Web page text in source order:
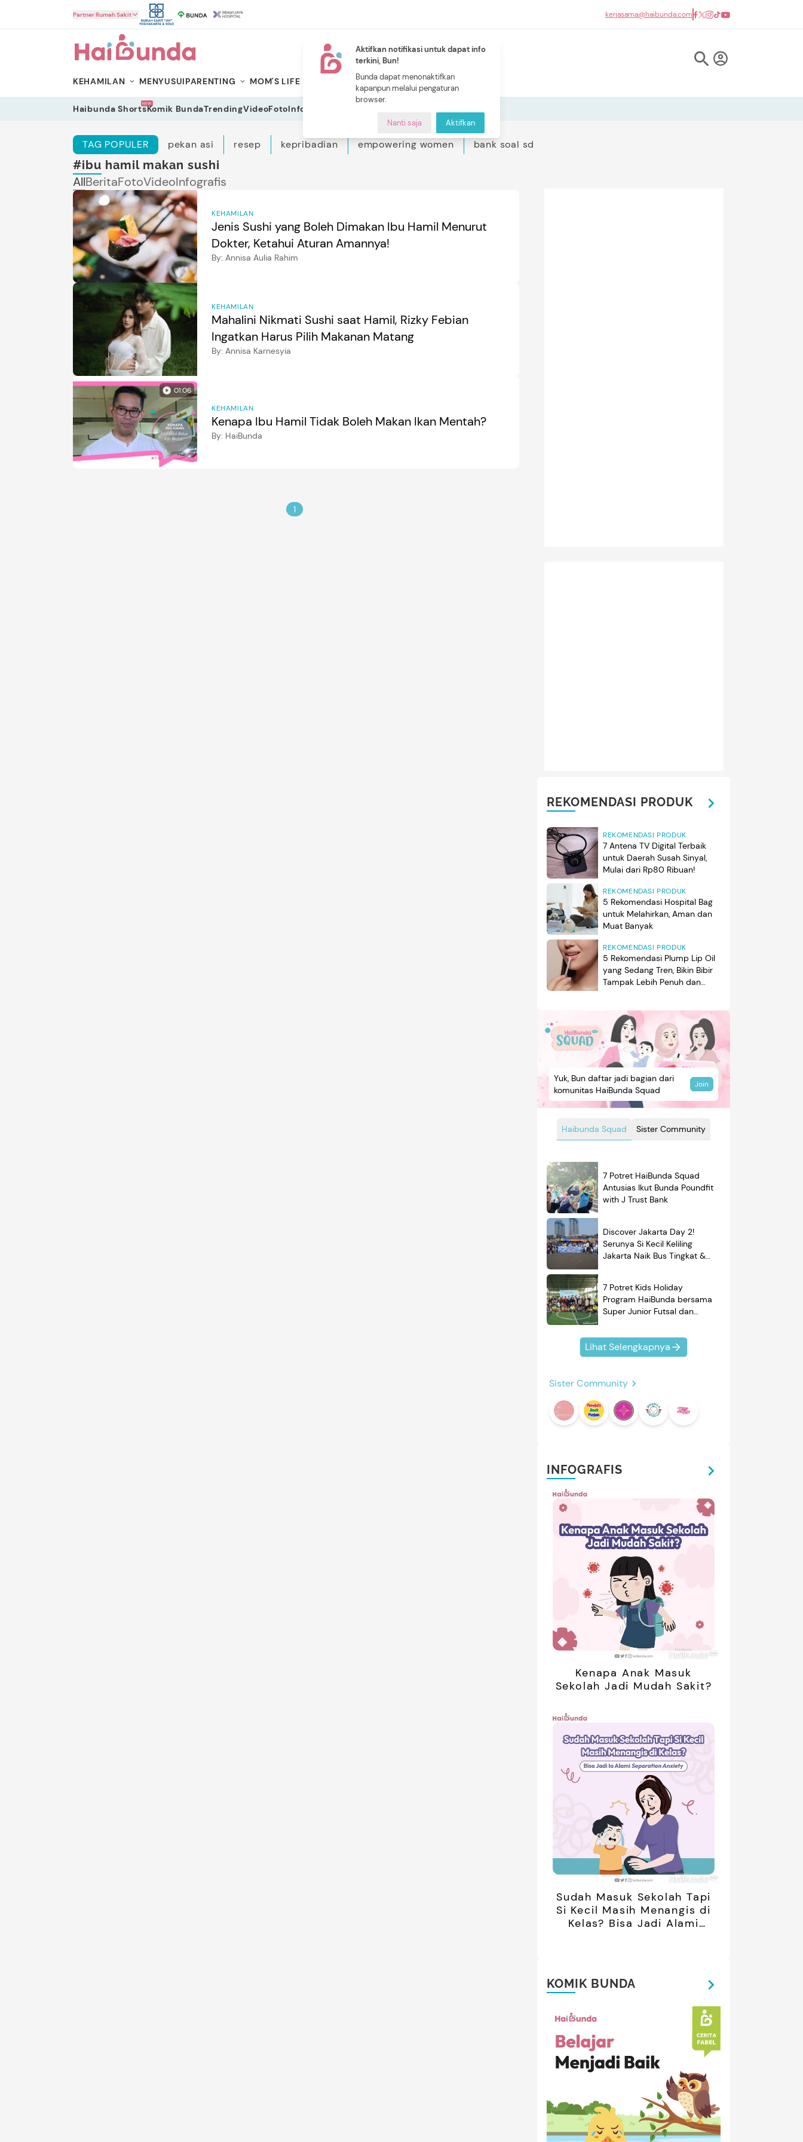
Aktifkan notifikasi untuk dapat info
terkini, Bun!
Bunda dapat menonaktifkan
kapanpun melalui pengaturan
browser.
Nanti saja Aktifkan
Partner Rumah Sakit kerjasama@haibunda.com
KEHAMILAN MENYUSUIPARENTING MOM'S LIFE PILIHAN BUNDA
NEW
CERITA BUNDA
Haibunda ShortsNEWKomik BundaTrendingVideoFotoInfografis
TAG POPULER pekan asi resep kepribadian empowering women bank soal sd
#ibu hamil makan sushi
AllBeritaFotoVideoInfografis
KEHAMILAN
Jenis Sushi yang Boleh Dimakan Ibu Hamil Menurut
Dokter, Ketahui Aturan Amannya!
By: Annisa Aulia Rahim
KEHAMILAN
Mahalini Nikmati Sushi saat Hamil, Rizky Febian
Ingatkan Harus Pilih Makanan Matang
By: Annisa Karnesyia
01:06
KEHAMILAN
Kenapa Ibu Hamil Tidak Boleh Makan Ikan Mentah?
By: HaiBunda
1
REKOMENDASI PRODUK
REKOMENDASI PRODUK
7 Antena TV Digital Terbaik
untuk Daerah Susah Sinyal,
Mulai dari Rp80 Ribuan!
REKOMENDASI PRODUK
5 Rekomendasi Hospital Bag
untuk Melahirkan, Aman dan
Muat Banyak
REKOMENDASI PRODUK
5 Rekomendasi Plump Lip Oil
yang Sedang Tren, Bikin Bibir
Tampak Lebih Penuh dan
Haibunda Squad Sister Community
Yuk, Bun daftar jadi bagian dari
komunitas HaiBunda Squad
Join
7 Potret HaiBunda Squad
Antusias Ikut Bunda Poundfit
with J Trust Bank
Discover Jakarta Day 2!
Serunya Si Kecil Keliling
Jakarta Naik Bus Tingkat &
7 Potret Kids Holiday
Program HaiBunda bersama
Super Junior Futsal dan
Kompak Banget!
Lihat Selengkapnya
Sister Community
INFOGRAFIS
Kenapa Anak Masuk
Sekolah Jadi Mudah Sakit?
Sudah Masuk Sekolah Tapi
Si Kecil Masih Menangis di
Kelas? Bisa Jadi Alami
KOMIK BUNDA